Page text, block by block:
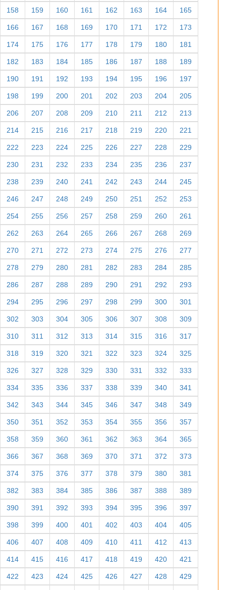
158 159 160 161 162 163 164 165
166 167 168 169 170 171 172 173
174 175 176 177 178 179 180 181
182 183 184 185 186 187 188 189
190 191 192 193 194 195 196 197
198 199 200 201 202 203 204 205
206 207 208 209 210 211 212 213
214 215 216 217 218 219 220 221
222 223 224 225 226 227 228 229
230 231 232 233 234 235 236 237
238 239 240 241 242 243 244 245
246 247 248 249 250 251 252 253
254 255 256 257 258 259 260 261
262 263 264 265 266 267 268 269
270 271 272 273 274 275 276 277
278 279 280 281 282 283 284 285
286 287 288 289 290 291 292 293
294 295 296 297 298 299 300 301
302 303 304 305 306 307 308 309
310 311 312 313 314 315 316 317
318 319 320 321 322 323 324 325
326 327 328 329 330 331 332 333
334 335 336 337 338 339 340 341
342 343 344 345 346 347 348 349
350 351 352 353 354 355 356 357
358 359 360 361 362 363 364 365
366 367 368 369 370 371 372 373
374 375 376 377 378 379 380 381
382 383 384 385 386 387 388 389
390 391 392 393 394 395 396 397
398 399 400 401 402 403 404 405
406 407 408 409 410 411 412 413
414 415 416 417 418 419 420 421
422 423 424 425 426 427 428 429